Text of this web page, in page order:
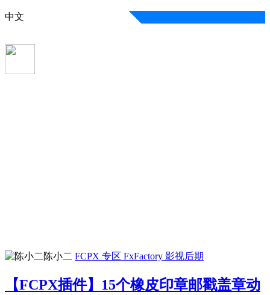
中文
陈小二 FCPX 专区 FxFactory 影视后期
【FCPX插件】15个橡皮印章邮戳盖章动